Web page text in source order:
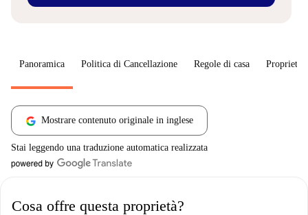
Panoramica Politica di Cancellazione Regole di casa
Mostrare contenuto originale in inglese
Stai leggendo una traduzione automatica realizzata
Cosa offre questa proprietà?